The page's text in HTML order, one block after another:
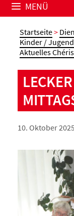
MENÜ
Startseite>
Kinder /
Aktuelles
10. Oktober 2025